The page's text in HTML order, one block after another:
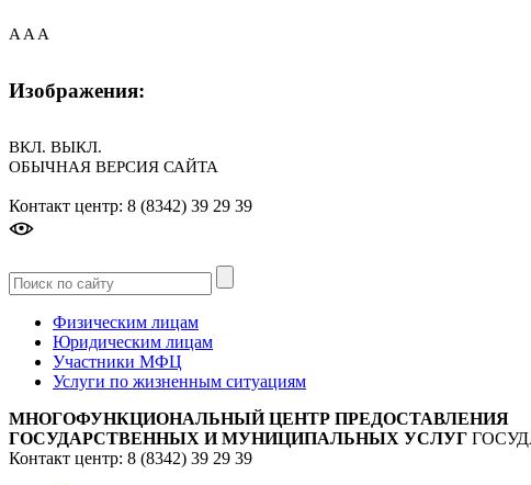
A A A
Изображения:
ВКЛ. ВЫКЛ.
ОБЫЧНАЯ ВЕРСИЯ САЙТА
Контакт центр: 8 (8342) 39 29 39
Физическим лицам
Юридическим лицам
Участники МФЦ
Услуги по жизненным ситуациям
МНОГОФУНКЦИОНАЛЬНЫЙ ЦЕНТР ПРЕДОСТАВЛЕНИЯ
ГОСУДАРСТВЕННЫХ И МУНИЦИПАЛЬНЫХ УСЛУГ
Контакт центр: 8 (8342) 39 29 39